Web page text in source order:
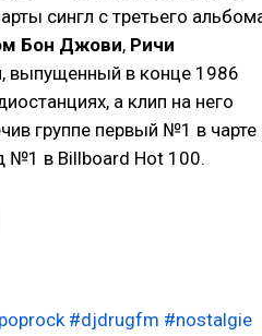
сингл с третьего
Бон Джови, Ричи
выпущенный в конце 1986
а клип на него
группе первый №1 в чарте
№1 в Billboard Hot 100.
#djdrugfm #nostalgie